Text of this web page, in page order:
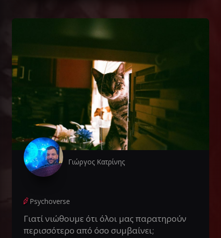
Γιώργος Κατρίνης
Psychoverse
Γιατί νιώθουμε ότι όλοι μας παρατηρούν
περισσότερο από όσο συμβαίνει;